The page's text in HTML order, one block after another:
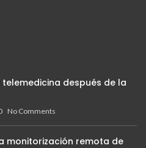
después de la
No Comments
monitorización remota de